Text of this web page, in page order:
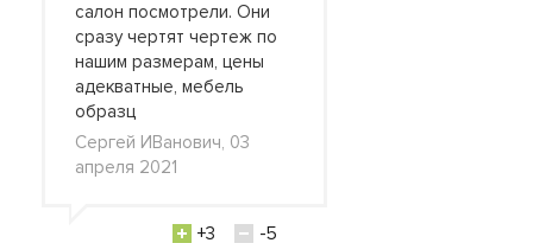
салон посмотрели. Они
сразу чертят чертеж по
нашим размерам, цены
адекватные, мебель
образц
Сергей ИВанович, 03
апреля 2021
+3 -5